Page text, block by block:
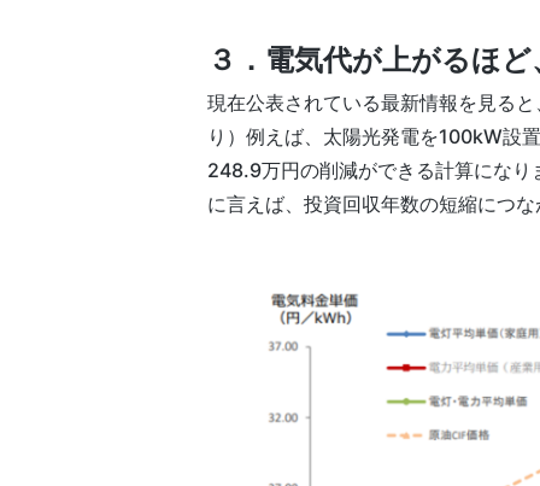
３． 電気代が上がるほ
現在公表されている最新情報を見る
り）例えば、太陽光発電を100kW設
248.9万円の削減ができる計算になり
に言えば、投資回収年数の短縮につ